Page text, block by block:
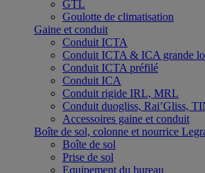
GTL
Goulotte de climatisation
Gaine et conduit
Conduit ICTA
Conduit ICTA & ICA grande
Conduit ICTA préfilé
Conduit ICA
Conduit rigide IRL, MRL
Conduit duogliss, Rai’Gliss,
Accessoires gaine et conduit
Boîte de sol, colonne et nourrice
Boîte de sol
Prise de sol
Equipement du bureau